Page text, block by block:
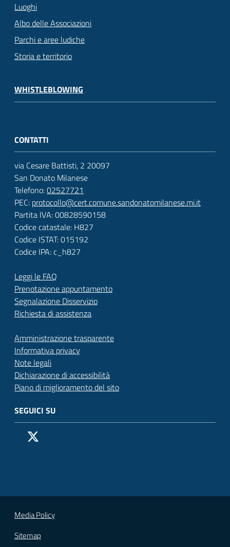
Luoghi
Albo delle Associazioni
Parchi e aree ludiche
Storia e territorio
WHISTLEBLOWING
CONTATTI
via Cesare Battisti, 2 20097
San Donato Milanese
Telefono:02527721
PEC: protocollo@cert.comune.sandonatomilanese.mi.it
Partita IVA: 00828590158
Codice catastale: H827
Codice ISTAT: 015192
Codice IPA: c_h827
Leggi le FAQ
Prenotazione appuntamento
Segnalazione Disservizio
Richiesta di assistenza
Amministrazione trasparente
Informativa privacy
Note legali
Dichiarazione di accessibilità
Piano di miglioramento del sito
SEGUICI SU
Pagina Facebook del Comune di San Donato Milanese
Vai alla pagina
Media Policy
Sitemap